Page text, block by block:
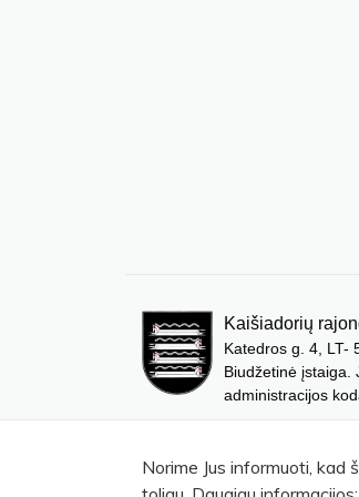
Kaišiadorių
Katedros g. 4, LT-
Biudžetinė įstaiga.
administracijos
Norime Jus informuoti, kad